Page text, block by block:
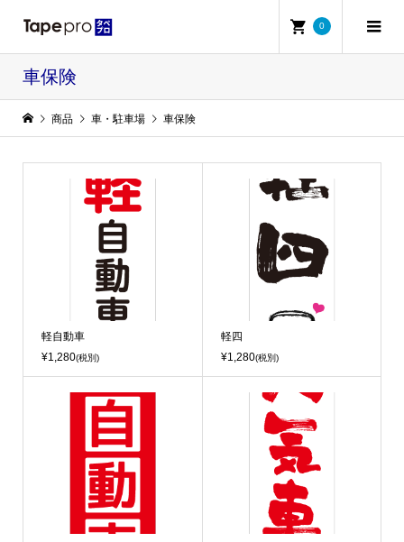
0
車保険
商品 車・駐車場 車保険
軽自動車
¥1,280(税別)
軽四
¥1,280(税別)